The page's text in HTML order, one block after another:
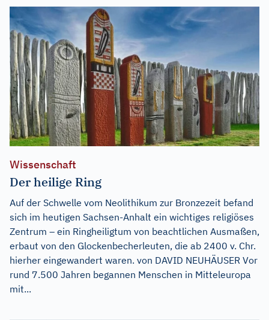
Wissenschaft
Der heilige Ring
Auf der Schwelle vom Neolithikum zur Bronzezeit befand
sich im heutigen Sachsen-Anhalt ein wichtiges religiöses
Zentrum – ein Ringheiligtum von beachtlichen Ausmaßen,
erbaut von den Glockenbecherleuten, die ab 2400 v. Chr.
hierher eingewandert waren. von DAVID NEUHÄUSER Vor
rund 7.500 Jahren begannen Menschen in Mitteleuropa
mit...